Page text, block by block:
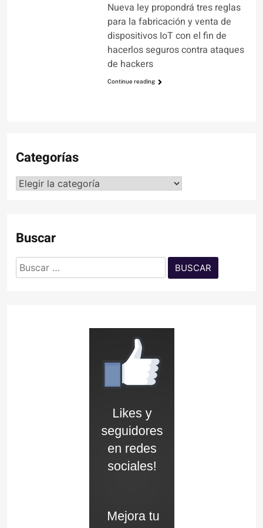
Nueva ley propondrá tres reglas
para la fabricación y venta de
dispositivos IoT con el fin de
hacerlos seguros contra ataques
de hackers
Continue reading
Categorías
Categorías
Buscar
Buscar: